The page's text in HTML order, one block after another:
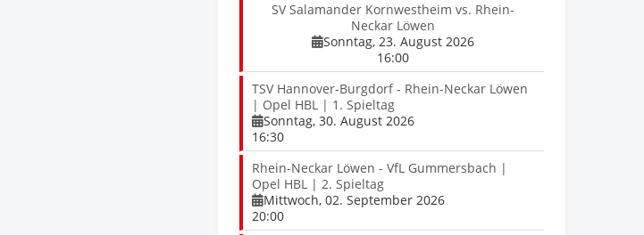
SV Salamander Kornwestheim vs. Rhein-
Neckar Löwen
Sonntag, 23. August 2026
16:00
TSV Hannover-Burgdorf - Rhein-Neckar Löwen
| Opel HBL | 1. Spieltag
Sonntag, 30. August 2026
16:30
Rhein-Neckar Löwen - VfL Gummersbach |
Opel HBL | 2. Spieltag
Mittwoch, 02. September 2026
20:00